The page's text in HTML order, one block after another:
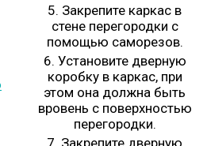
5. Закрепите каркас в
стене перегородки с
помощью саморезов.
6. Установите дверную
коробку в каркас, при
этом она должна быть
вровень с поверхностью
перегородки.
7. Закрепите дверную